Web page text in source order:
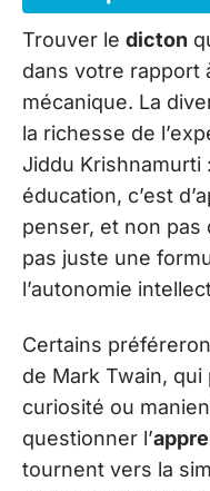
Trouver le dicton
dans votre rapport
mécanique. La
la richesse de
Jiddu Krishnamurti
éducation, c’est
penser, et non pas
pas juste une
l’autonomie
Certains
de Mark Twain, qui
curiosité ou
questionner l’
tournent vers la